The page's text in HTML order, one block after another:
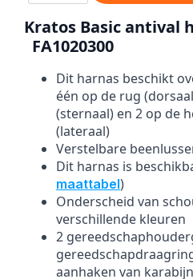
aantal
Kratos Basic antival
FA1020300
Dit harnas beschikt
één op de rug
(sternaal) en 2 op de
(lateraal)
Verstelbare
Dit harnas is
maattabel)
Onderscheid van
verschillende kleuren
2
aanhaken van